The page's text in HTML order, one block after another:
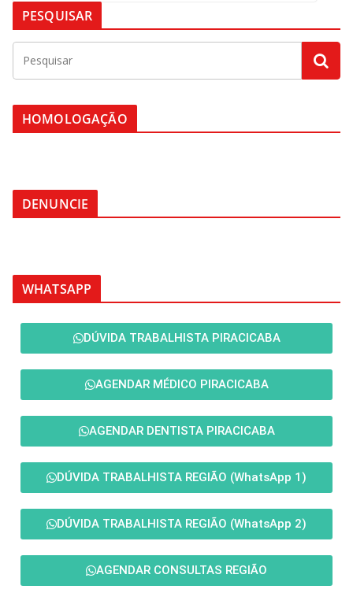
PESQUISAR
HOMOLOGAÇÃO
DENUNCIE
WHATSAPP
DÚVIDA TRABALHISTA PIRACICABA
AGENDAR MÉDICO PIRACICABA
AGENDAR DENTISTA PIRACICABA
DÚVIDA TRABALHISTA REGIÃO (WhatsApp 1)
DÚVIDA TRABALHISTA REGIÃO (WhatsApp 2)
AGENDAR CONSULTAS REGIÃO